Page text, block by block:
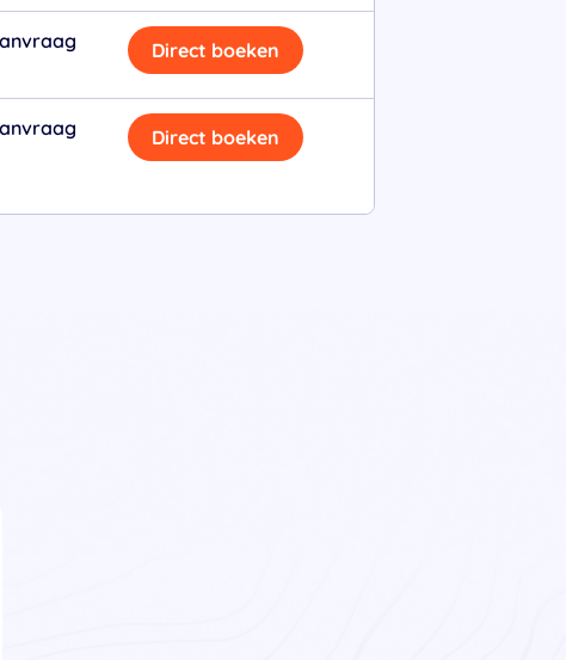
Direct boeken
Direct boeken